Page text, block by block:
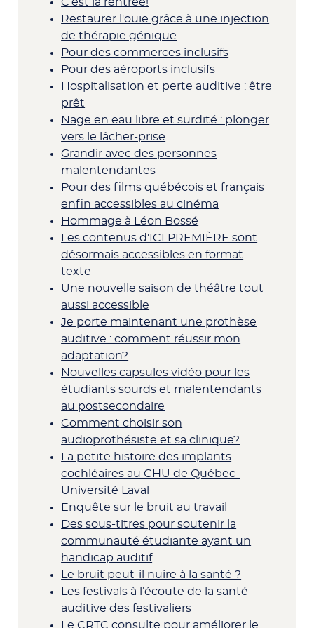
Restaurer l'ouïe grâce à une injection
de thérapie génique
Pour des commerces inclusifs
Pour des aéroports inclusifs
Hospitalisation et perte auditive : être
prêt
Nage en eau libre et surdité : plonger
vers le lâcher-prise
Grandir avec des personnes
malentendantes
Pour des films québécois et français
enfin accessibles au cinéma
Hommage à Léon Bossé
Les contenus d'ICI PREMIÈRE sont
désormais accessibles en format
texte
Une nouvelle saison de théâtre tout
aussi accessible
Je porte maintenant une prothèse
auditive : comment réussir mon
adaptation?
Nouvelles capsules vidéo pour les
étudiants sourds et malentendants
au postsecondaire
Comment choisir son
audioprothésiste et sa clinique?
La petite histoire des implants
cochléaires au CHU de Québec-
Université Laval
Enquête sur le bruit au travail
Des sous-titres pour soutenir la
communauté étudiante ayant un
handicap auditif
Le bruit peut-il nuire à la santé ?
Les festivals à l’écoute de la santé
auditive des festivaliers
Le CRTC consulte pour améliorer le